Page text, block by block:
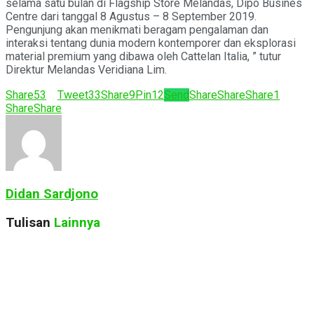
selama satu bulan di Flagship Store Melandas, Dipo Busines
Centre dari tanggal 8 Agustus – 8 September 2019.
Pengunjung akan menikmati beragam pengalaman dan
interaksi tentang dunia modern kontemporer dan eksplorasi
material premium yang dibawa oleh Cattelan Italia, ” tutur
Direktur Melandas Veridiana Lim.
Share53 Tweet33Share9Pin12SendShareShareShare1
ShareShare
Didan Sardjono
Tulisan Lainnya